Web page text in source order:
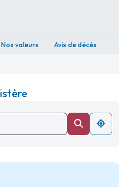
Nos valeurs Avis de décès